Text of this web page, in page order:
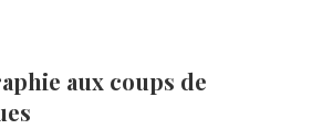
aux coups de